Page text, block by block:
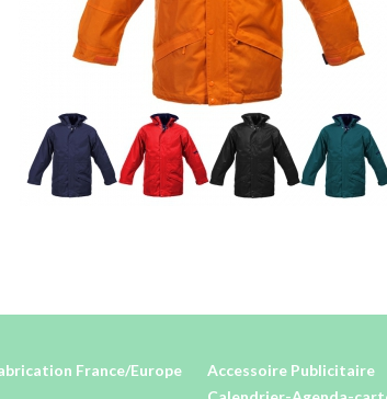
France/Europe Accessoire Publicitaire